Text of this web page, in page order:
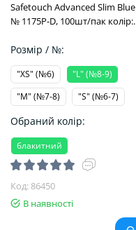
Safetouсh Advanced Slim Blue
№ 1175P-D, 100шт/пак колір:
(Medicom/Медіком)
Розмір / №:
"XS" (№6)
"L" (№8-9)
"M" (№7-8)
"S" (№6-7)
Обраний колір:
блакитний
Код: 86450
В наявності